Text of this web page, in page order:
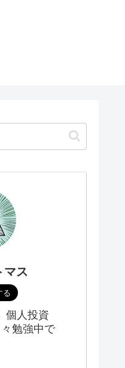
マス
個人投資
勉強中で